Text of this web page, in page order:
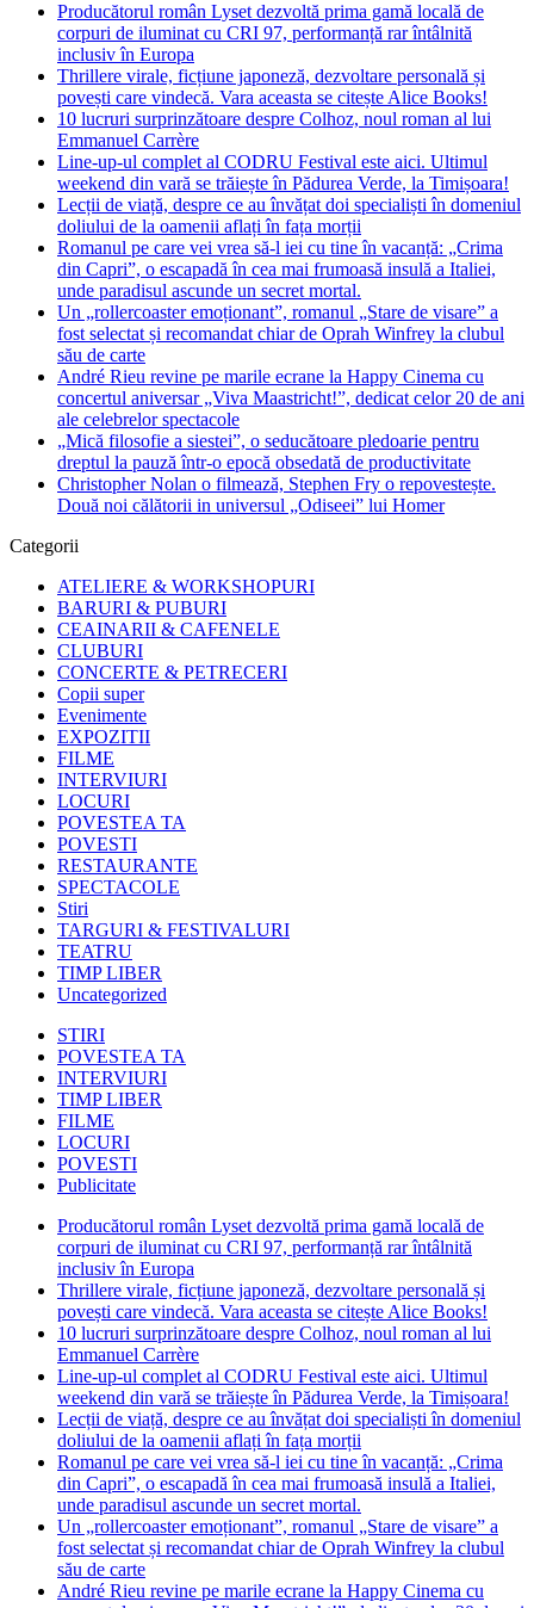
Producătorul român Lyset dezvoltă prima gamă locală de
corpuri de iluminat cu CRI 97, performanță rar întâlnită
inclusiv în Europa
Thrillere virale, ficțiune japoneză, dezvoltare personală și
povești care vindecă. Vara aceasta se citește Alice Books!
10 lucruri surprinzătoare despre Colhoz, noul roman al lui
Emmanuel Carrère
Line-up-ul complet al CODRU Festival este aici. Ultimul
weekend din vară se trăiește în Pădurea Verde, la Timișoara!
Lecții de viață, despre ce au învățat doi specialiști în domeniul
doliului de la oamenii aflați în fața morții
Romanul pe care vei vrea să-l iei cu tine în vacanță: „Crima
din Capri”, o escapadă în cea mai frumoasă insulă a Italiei,
unde paradisul ascunde un secret mortal.
Un „rollercoaster emoționant”, romanul „Stare de visare” a
fost selectat și recomandat chiar de Oprah Winfrey la clubul
său de carte
André Rieu revine pe marile ecrane la Happy Cinema cu
concertul aniversar „Viva Maastricht!”, dedicat celor 20 de ani
ale celebrelor spectacole
„Mică filosofie a siestei”, o seducătoare pledoarie pentru
dreptul la pauză într-o epocă obsedată de productivitate
Christopher Nolan o filmează, Stephen Fry o repovestește.
Două noi călătorii in universul „Odiseei” lui Homer
Categorii
ATELIERE & WORKSHOPURI
BARURI & PUBURI
CEAINARII & CAFENELE
CLUBURI
CONCERTE & PETRECERI
Copii super
Evenimente
EXPOZITII
FILME
INTERVIURI
LOCURI
POVESTEA TA
POVESTI
RESTAURANTE
SPECTACOLE
Stiri
TARGURI & FESTIVALURI
TEATRU
TIMP LIBER
Uncategorized
STIRI
POVESTEA TA
INTERVIURI
TIMP LIBER
FILME
LOCURI
POVESTI
Publicitate
Producătorul român Lyset dezvoltă prima gamă locală de
corpuri de iluminat cu CRI 97, performanță rar întâlnită
inclusiv în Europa
Thrillere virale, ficțiune japoneză, dezvoltare personală și
povești care vindecă. Vara aceasta se citește Alice Books!
10 lucruri surprinzătoare despre Colhoz, noul roman al lui
Emmanuel Carrère
Line-up-ul complet al CODRU Festival este aici. Ultimul
weekend din vară se trăiește în Pădurea Verde, la Timișoara!
Lecții de viață, despre ce au învățat doi specialiști în domeniul
doliului de la oamenii aflați în fața morții
Romanul pe care vei vrea să-l iei cu tine în vacanță: „Crima
din Capri”, o escapadă în cea mai frumoasă insulă a Italiei,
unde paradisul ascunde un secret mortal.
Un „rollercoaster emoționant”, romanul „Stare de visare” a
fost selectat și recomandat chiar de Oprah Winfrey la clubul
său de carte
André Rieu revine pe marile ecrane la Happy Cinema cu